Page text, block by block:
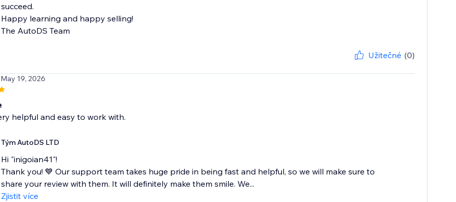
succeed.
Happy learning and happy selling!
The AutoDS Team
Užitečné (0)
19, 2026
helpful and easy to work with.
Tým AutoDS LTD
Hi "inigoian41"!
Thank you! 💙 Our support team takes huge pride in being fast and helpful, so we will make sure to
share your review with them. It will definitely make them smile. We...
Zjistit více